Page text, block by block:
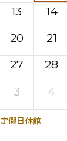
13 14
20 21
27 28
3 4
假日休館